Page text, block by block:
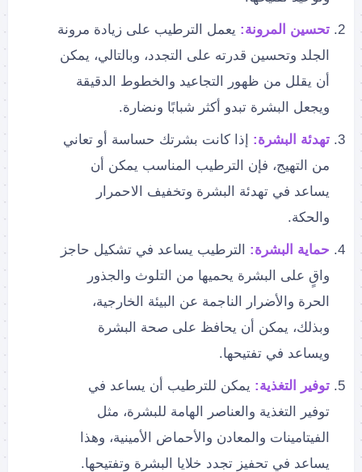
تحسين المرونة: يعمل الترطيب على زيادة مرونة
الجلد وتحسين قدرته على التجدد، وبالتالي، يمكن
أن يقلل من ظهور التجاعيد والخطوط الدقيقة
ويجعل البشرة تبدو أكثر شبابًا ونضارة.
تهدئة البشرة: إذا كانت بشرتك حساسة أو تعاني
من التهيج، فإن الترطيب المناسب يمكن أن
يساعد في تهدئة البشرة وتخفيف الاحمرار
والحكة.
حماية البشرة: الترطيب يساعد في تشكيل حاجز
واقٍ على البشرة يحميها من التلوث والجذور
الحرة والأضرار الناجمة عن البيئة الخارجية،
وبذلك، يمكن أن يحافظ على صحة البشرة
ويساعد في تفتيحها.
توفير التغذية: يمكن للترطيب أن يساعد في
توفير التغذية والعناصر الهامة للبشرة، مثل
الفيتامينات والمعادن والأحماض الأمينية، وهذا
يساعد في تحفيز تجدد خلايا البشرة وتفتيحها.